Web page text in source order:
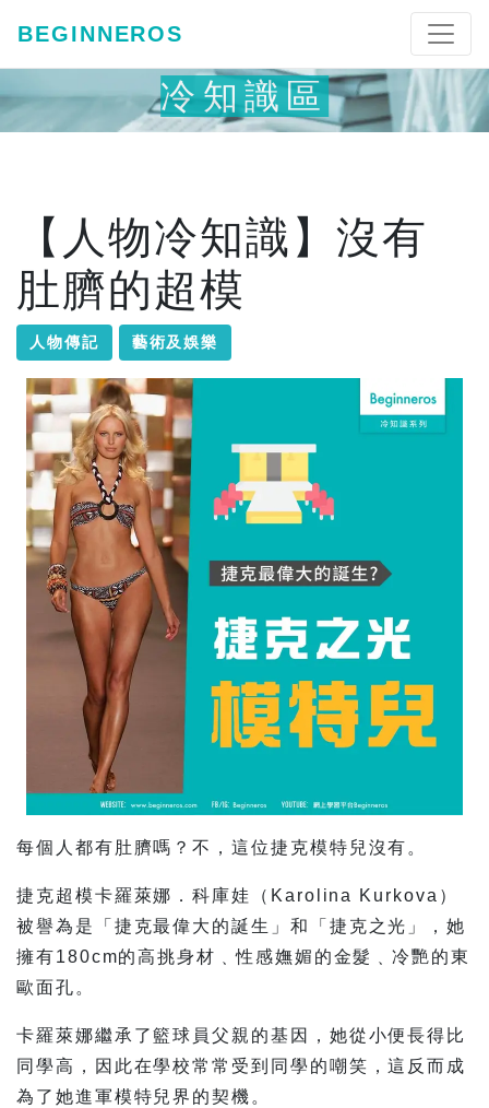
BEGINNEROS
冷知識區
【人物冷知識】沒有
肚臍的超模
人物傳記 藝術及娛樂
每個人都有肚臍嗎？不，這位捷克模特兒沒有。
捷克超模卡羅萊娜．科庫娃（Karolina Kurkova）
被譽為是「捷克最偉大的誕生」和「捷克之光」，她
擁有180cm的高挑身材﹑性感嫵媚的金髮﹑冷艷的東
歐面孔。
卡羅萊娜繼承了籃球員父親的基因，她從小便長得比
同學高，因此在學校常常受到同學的嘲笑，這反而成
為了她進軍模特兒界的契機。